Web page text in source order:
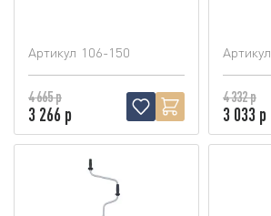
Артикул 106-150
4 665 р
3 266 р
Артикул
4 332 р
3 033 р